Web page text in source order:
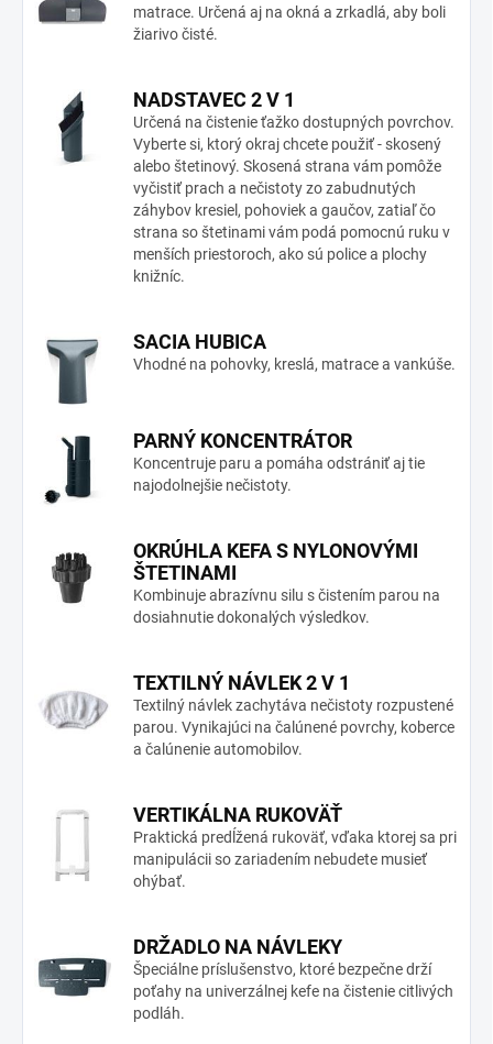
matrace. Určená aj na okná a zrkadlá, aby boli
žiarivo čisté.
NADSTAVEC 2 V 1
Určená na čistenie ťažko dostupných povrchov.
Vyberte si, ktorý okraj chcete použiť - skosený
alebo štetinový. Skosená strana vám pomôže
vyčistiť prach a nečistoty zo zabudnutých
záhybov kresiel, pohoviek a gaučov, zatiaľ čo
strana so štetinami vám podá pomocnú ruku v
menších priestoroch, ako sú police a plochy
knižníc.
SACIA HUBICA
Vhodné na pohovky, kreslá, matrace a vankúše.
PARNÝ KONCENTRÁTOR
Koncentruje paru a pomáha odstrániť aj tie
najodolnejšie nečistoty.
OKRÚHLA KEFA S NYLONOVÝMI
ŠTETINAMI
Kombinuje abrazívnu silu s čistením parou na
dosiahnutie dokonalých výsledkov.
TEXTILNÝ NÁVLEK 2 V 1
Textilný návlek zachytáva nečistoty rozpustené
parou. Vynikajúci na čalúnené povrchy, koberce
a čalúnenie automobilov.
VERTIKÁLNA RUKOVÄŤ
Praktická predĺžená rukoväť, vďaka ktorej sa pri
manipulácii so zariadením nebudete musieť
ohýbať.
DRŽADLO NA NÁVLEKY
Špeciálne príslušenstvo, ktoré bezpečne drží
poťahy na univerzálnej kefe na čistenie citlivých
podláh.